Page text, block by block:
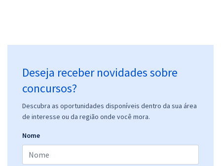
Deseja receber novidades sobre
concursos?
Descubra as oportunidades disponíveis dentro da sua área
de interesse ou da região onde você mora.
Nome